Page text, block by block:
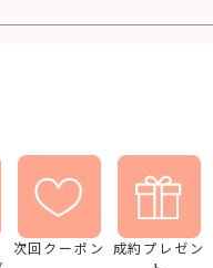
次回クーポン
成約プレゼン